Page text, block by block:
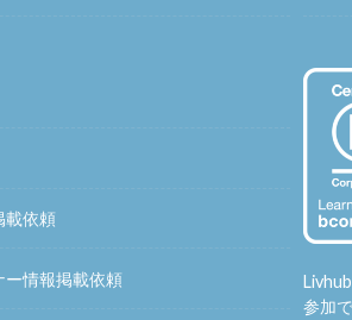
載依頼
ー情報掲載依頼
参加